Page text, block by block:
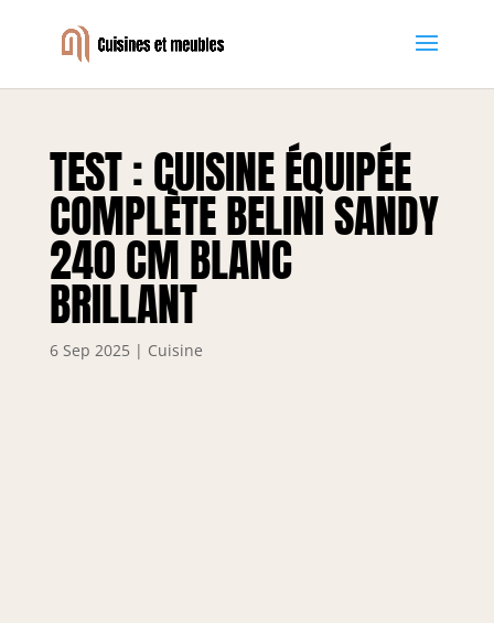
TEST : CUISINE ÉQUIPÉE
COMPLÈTE BELINI SANDY
240 CM BLANC
BRILLANT
6 Sep 2025 | Cuisine